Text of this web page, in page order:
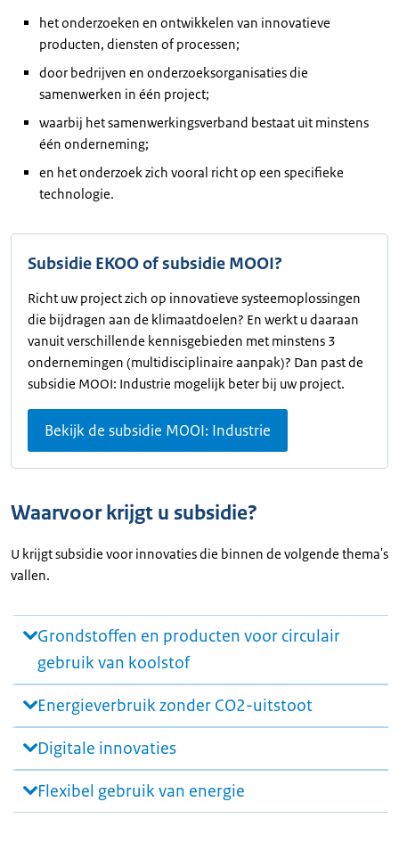
het onderzoeken en ontwikkelen van innovatieve
producten, diensten of processen;
door bedrijven en onderzoeksorganisaties die
samenwerken in één project;
waarbij het samenwerkingsverband bestaat uit minstens
één onderneming;
en het onderzoek zich vooral richt op een specifieke
technologie.
Subsidie EKOO of subsidie MOOI?
Richt uw project zich op innovatieve systeemoplossingen
die bijdragen aan de klimaatdoelen? En werkt u daaraan
vanuit verschillende kennisgebieden met minstens 3
ondernemingen (multidisciplinaire aanpak)? Dan past de
subsidie MOOI: Industrie mogelijk beter bij uw project.
Bekijk de subsidie MOOI: Industrie
Waarvoor krijgt u subsidie?
U krijgt subsidie voor innovaties die binnen de volgende thema's
vallen.
Grondstoffen en producten voor circulair
gebruik van koolstof
Energieverbruik zonder CO2-uitstoot
Digitale innovaties
Flexibel gebruik van energie